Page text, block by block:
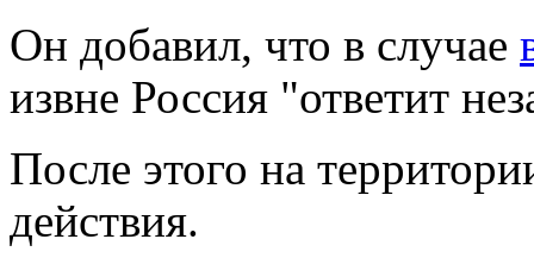
Он добавил, что в случае
извне Россия "ответит
После этого на
действия.